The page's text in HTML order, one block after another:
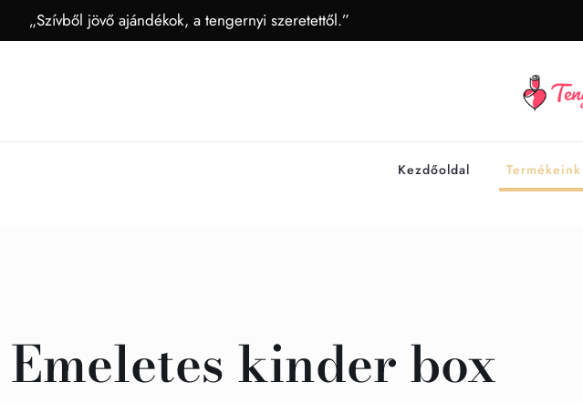
„Szívből jövő ajándékok, a tengernyi szeretettől.”
Kezdőoldal Termékeink
Emeletes kinder box